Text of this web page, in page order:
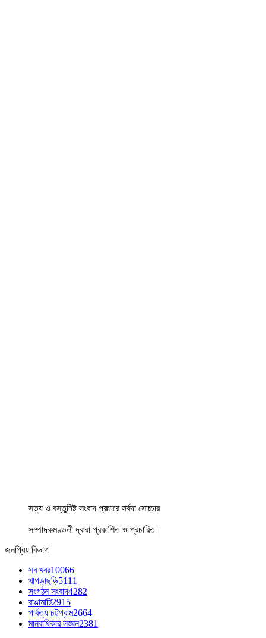
সত্য ও বস্তুনিষ্ট সংবাদ প্রচারে সর্বদা সোচ্চার
সম্পাদকমণ্ডলী দ্বারা প্রকাশিত ও প্রচারিত।
জনপ্রিয় বিভাগ
সব খবর10066
খাগড়াছড়ি5111
সংগঠন সংবাদ4282
রাঙামাটি2915
পার্বত্য চট্টগ্রাম2664
মানবাধিকার লঙ্ঘন2381